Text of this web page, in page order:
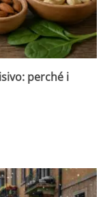
perché i